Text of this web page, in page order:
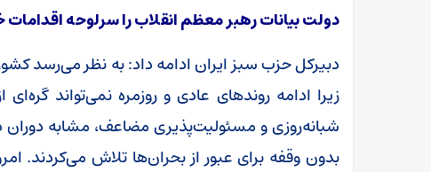
دولت بیانات رهبر معظم انقلاب را سرلوحه اقدامات
دبیرکل حزب سبز ایران ادامه داد: به نظر می‌رسد
زیرا ادامه روندهای عادی و روزمره نمی‌تواند
شبانه‌روزی و مسئولیت‌پذیری مضاعف، مشابه
بدون وقفه برای عبور از بحران‌ها تلاش می‌کردند.